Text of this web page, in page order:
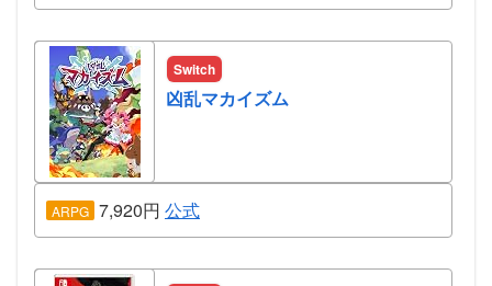
Switch
凶乱マカイズム
ARPG 7,920円 公式